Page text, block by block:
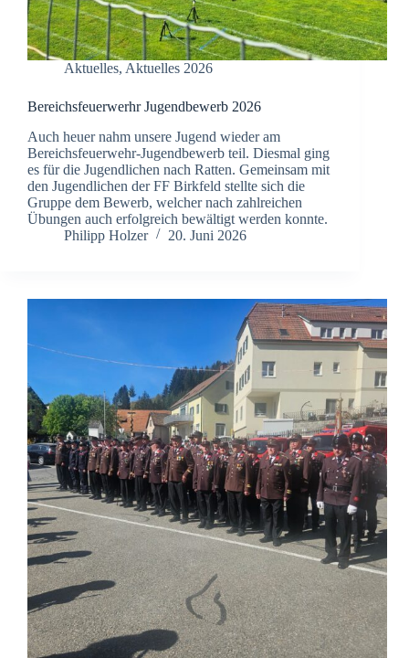
Aktuelles, Aktuelles 2026
Bereichsfeuerwerhr Jugendbewerb 2026
Auch heuer nahm unsere Jugend wieder am
Bereichsfeuerwehr-Jugendbewerb teil. Diesmal ging
es für die Jugendlichen nach Ratten. Gemeinsam mit
den Jugendlichen der FF Birkfeld stellte sich die
Gruppe dem Bewerb, welcher nach zahlreichen
Übungen auch erfolgreich bewältigt werden konnte.
Philipp Holzer
20. Juni 2026